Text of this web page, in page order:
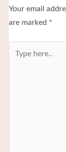
Your email
are marked *